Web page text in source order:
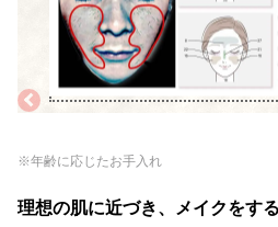
＜エイジング効果＞
専門カメラで化粧水の使用後の肌状況を毎
ワ・ハリ不足・毛穴などにアプローチして
エイジングケア*成分の充実度まで採点。
※年齢に応じたお手入れ
理想の肌に近づき、メイクをす